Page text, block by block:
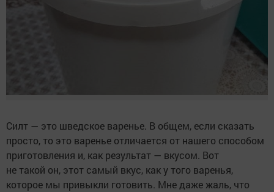
Силт — это шведское варенье. В общем, если сказать
просто, то это варенье отличается от нашего способом
приготовления и, как результат — вкусом. Вот
не такой он, этот самый вкус, как у того варенья,
которое мы привыкли готовить. Мне даже жаль, что